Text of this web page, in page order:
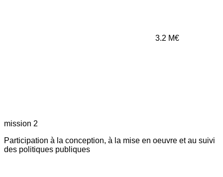
3.2 M€
mission 2
Participation à la conception, à la mise en oeuvre et au suivi
des politiques publiques